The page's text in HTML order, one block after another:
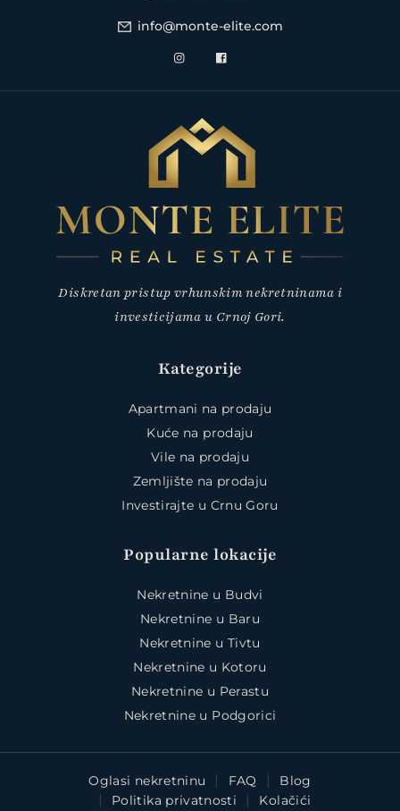
info@monte-elite.com
Kategorije
Apartmani na prodaju
Kuće na prodaju
Vile na prodaju
Zemljište na prodaju
Investirajte u Crnu Goru
Diskretan pristup vrhunskim nekretninama i
investicijama u Crnoj Gori.
Popularne lokacije
Nekretnine u Budvi
Nekretnine u Baru
Nekretnine u Tivtu
Nekretnine u Kotoru
Nekretnine u Perastu
Nekretnine u Podgorici
Oglasi nekretninu FAQ
Blog
Politika privatnosti
Kolačići